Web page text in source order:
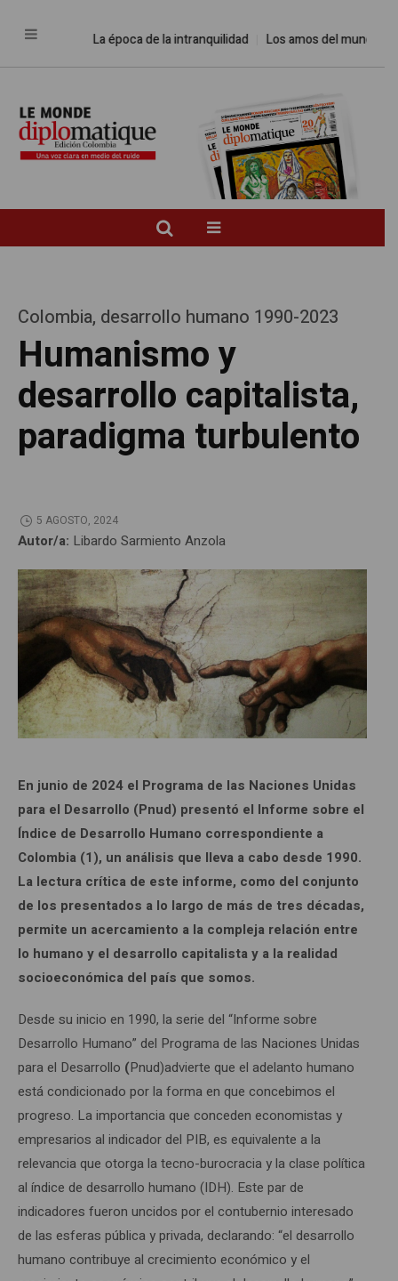
La época de la intranquilidad Los amos del mundo
Colombia, desarrollo humano 1990-2023
Humanismo y
desarrollo capitalista,
paradigma turbulento
5 AGOSTO, 2024
Autor/a: Libardo Sarmiento Anzola
En junio de 2024 el Programa de las Naciones Unidas
para el Desarrollo (Pnud) presentó el Informe sobre el
Índice de Desarrollo Humano correspondiente a
Colombia (1), un análisis que lleva a cabo desde 1990.
La lectura crítica de este informe, como del conjunto
de los presentados a lo largo de más de tres décadas,
permite un acercamiento a la compleja relación entre
lo humano y el desarrollo capitalista y a la realidad
socioeconómica del país que somos.
Desde su inicio en 1990, la serie del “Informe sobre
Desarrollo Humano” del Programa de las Naciones Unidas
para el Desarrollo (Pnud)advierte que el adelanto humano
está condicionado por la forma en que concebimos el
progreso. La importancia que conceden economistas y
empresarios al indicador del PIB, es equivalente a la
relevancia que otorga la tecno-burocracia y la clase política
al índice de desarrollo humano (IDH). Este par de
indicadores fueron uncidos por el contubernio interesado
de las esferas pública y privada, declarando: “el desarrollo
humano contribuye al crecimiento económico y el